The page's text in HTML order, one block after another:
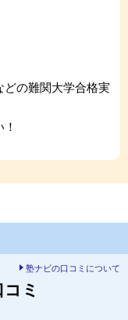
どの難関大学合格実
塾ナビの口コミについて
ミ